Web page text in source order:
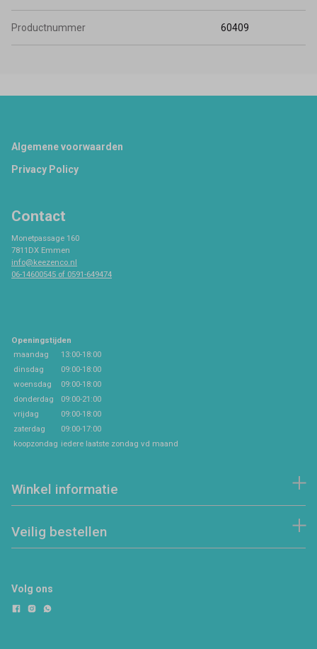
Productnummer 60409
Footer
Algemene voorwaarden
Privacy Policy
Contact
Monetpassage 160
7811DX Emmen
info@keezenco.nl
06-14600545 of 0591-649474
Openingstijden
maandag
13:00-18:00
dinsdag
09:00-18:00
woensdag
09:00-18:00
donderdag
09:00-21:00
vrijdag
09:00-18:00
zaterdag
09:00-17:00
koopzondag iedere laatste zondag vd maand
Winkel informatie
Veilig bestellen
Volg ons